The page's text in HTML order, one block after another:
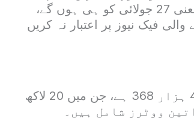
پاکستان کے تمام 12 حلقوں میں انتخابات مقررہ وقت یعنی 27 جولائی کو ہی ہوں گے،
فیک نیوز پر اعتبار نہ کریں
آزاد کشمیر میں کل رجسٹرڈ ووٹرز کی تعداد 38 لاکھ 4 ہزار 368 ہے، جن میں 20 لاکھ